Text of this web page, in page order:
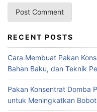
RECENT POSTS
Cara Membuat Pakan
Bahan Baku, dan Teknik
Pakan Konsentrat Domba
untuk Meningkatkan